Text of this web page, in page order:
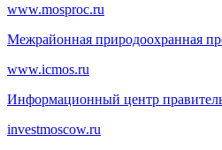
www.mosproc.ru
Межрайонная природоохранная
www.icmos.ru
Информационный центр
investmoscow.ru